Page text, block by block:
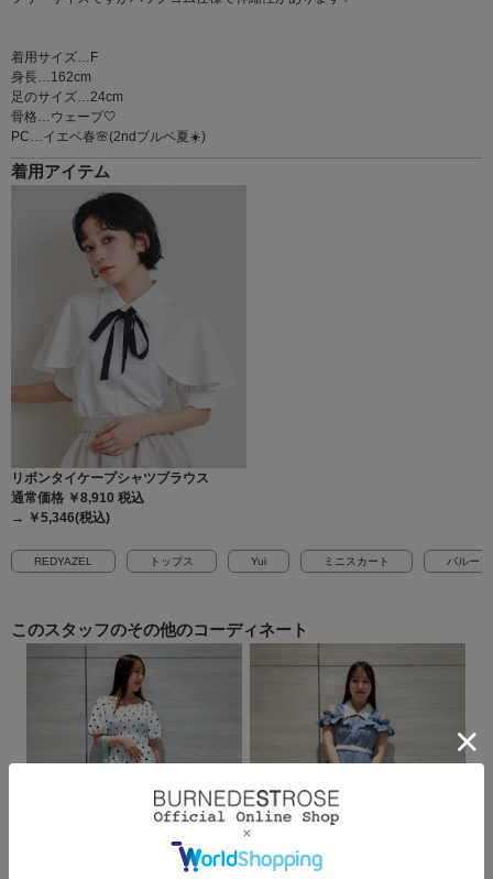
着用サイズ…F
身長…162cm
足のサイズ…24cm
骨格…ウェーブ🤍
PC…イエベ春🌸(2ndブルベ夏☀️)
着用アイテム
リボンタイケープシャツブラウス
通常価格 ￥8,910 税込
→ ￥5,346(税込)
REDYAZEL トップス Yui ミニスカート バルー
このスタッフのその他のコーディネート